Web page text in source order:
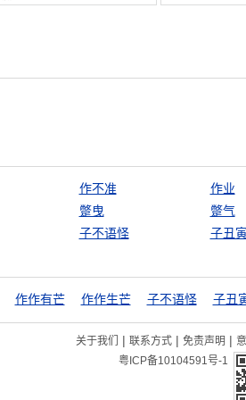
作不准 作业
蹩曳 蹩气
子不语怪 子丑
作作有芒 作作生芒 子不语怪 子丑
关于我们 | 联系方式 | 免责声明 |
粤ICP备10104591号-1